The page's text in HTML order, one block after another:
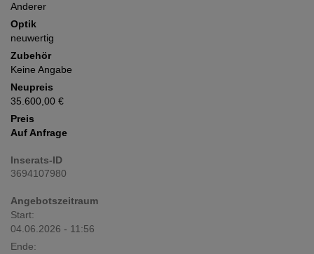
Anderer
Optik
neuwertig
Zubehör
Keine Angabe
Neupreis
35.600,00 €
Preis
Auf Anfrage
Inserats-ID
3694107980
Angebotszeitraum
Start:
04.06.2026 - 11:56
Ende: